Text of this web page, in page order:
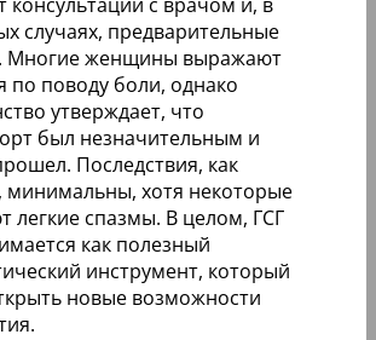
консультации с врачом и, в
случаях, предварительные
Многие женщины выражают
по поводу боли, однако
утверждает, что
был незначительным и
Последствия, как
минимальны, хотя некоторые
легкие спазмы. В целом, ГСГ
как полезный
инструмент, который
новые возможности